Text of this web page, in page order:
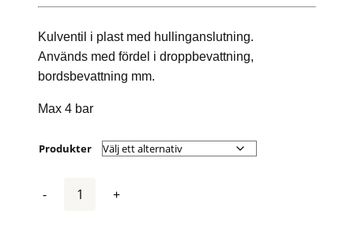
Kulventil i plast med hullinganslutning.
Används med fördel i droppbevattning,
bordsbevattning mm.
Max 4 bar
Produkter